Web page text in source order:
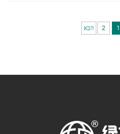
1
2 הבא